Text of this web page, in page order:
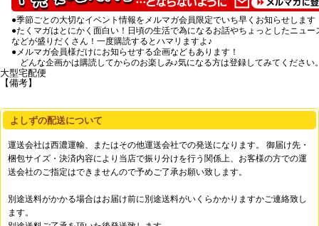
●季節ごとの大切なイベント情報をメルマガ会員限定でいち早くお知らせします
●たくマガはとにかく面白い！日頃の生活で為になるお話やちょっとしたニュー
などが盛りだくさん！一度購読するとハマリますよ♪
●メルマガ会員様だけにお知らせする企画などもあります！
どんな企画かは購読してからのお楽しみ♪気になる方は登録してみてください
大型宅配便
【備考】
よしずの配送について
運送会社は西濃運輸、またはその他運送会社での発送になります。 御届け先・
梱包サイズ・決済内容により当店で振り分けを行う関係上、お客様の方での運
送会社のご指定はできませんので予めご了承お願い致します。
別途送料がかかる場合はお届け前に別途送料がいくらかかりますかご連絡致し
ます。